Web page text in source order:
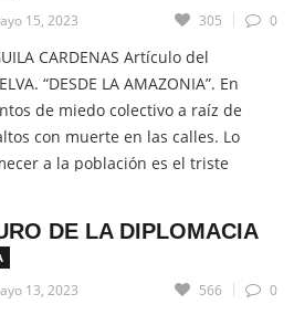
15, 2023 305 0
CARDENAS Artículo del
“DESDE LA AMAZONIA”. En
de miedo colectivo a raíz de
con muerte en las calles. Lo
a la población es el triste
DE LA DIPLOMACIA
13, 2023 566 0